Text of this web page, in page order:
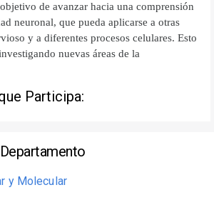
de avanzar hacia una comprensión
neuronal, que pueda aplicarse a otras
y a diferentes procesos celulares. Esto
nuevas áreas de la
Participa:
y Molecular